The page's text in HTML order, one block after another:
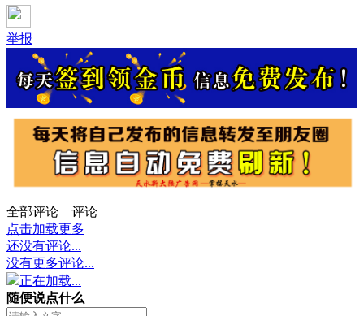
举报
全部评论
评论
点击加载更多
还没有评论...
没有更多评论...
正在加载...
随便说点什么